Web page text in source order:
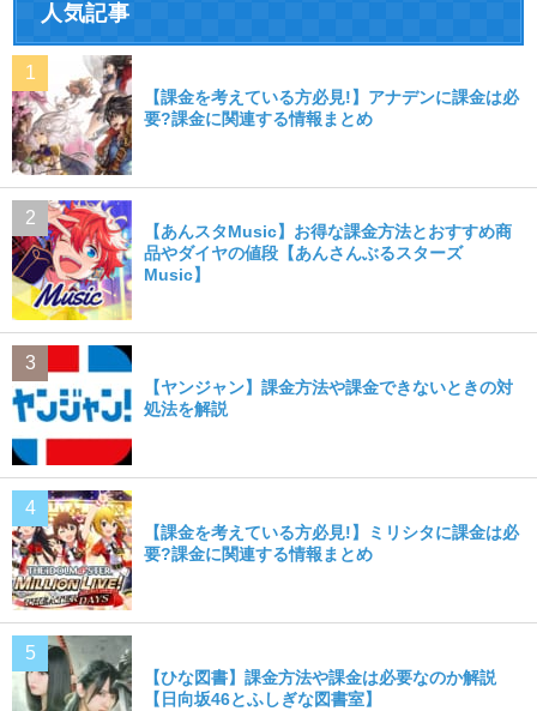
人気記事
【課金を考えている方必見!】アナデンに課金は必
要?課金に関連する情報まとめ
【あんスタMusic】お得な課金方法とおすすめ商
品やダイヤの値段【あんさんぶるスターズ
Music】
【ヤンジャン】課金方法や課金できないときの対
処法を解説
【課金を考えている方必見!】ミリシタに課金は必
要?課金に関連する情報まとめ
【ひな図書】課金方法や課金は必要なのか解説
【日向坂46とふしぎな図書室】